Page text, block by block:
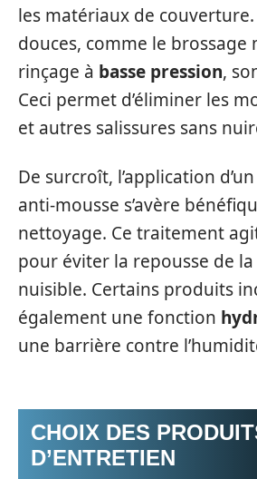
les matériaux de
douces, comme le brossage
rinçage à basse pression,
Ceci permet d’éliminer les
et autres salissures sans
De surcroît, l’application
anti-mousse s’avère
nettoyage. Ce traitement
pour éviter la repousse de
nuisible. Certains produits
également une fonction
une barrière contre
CHOIX DES
D’ENTRETIEN